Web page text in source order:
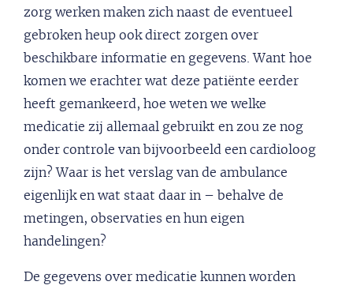
zorg werken maken zich naast de eventueel
gebroken heup ook direct zorgen over
beschikbare informatie en gegevens. Want hoe
komen we erachter wat deze patiënte eerder
heeft gemankeerd, hoe weten we welke
medicatie zij allemaal gebruikt en zou ze nog
onder controle van bijvoorbeeld een cardioloog
zijn? Waar is het verslag van de ambulance
eigenlijk en wat staat daar in – behalve de
metingen, observaties en hun eigen
handelingen?
De gegevens over medicatie kunnen worden